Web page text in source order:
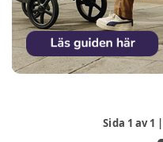
Sida 1 av1 |